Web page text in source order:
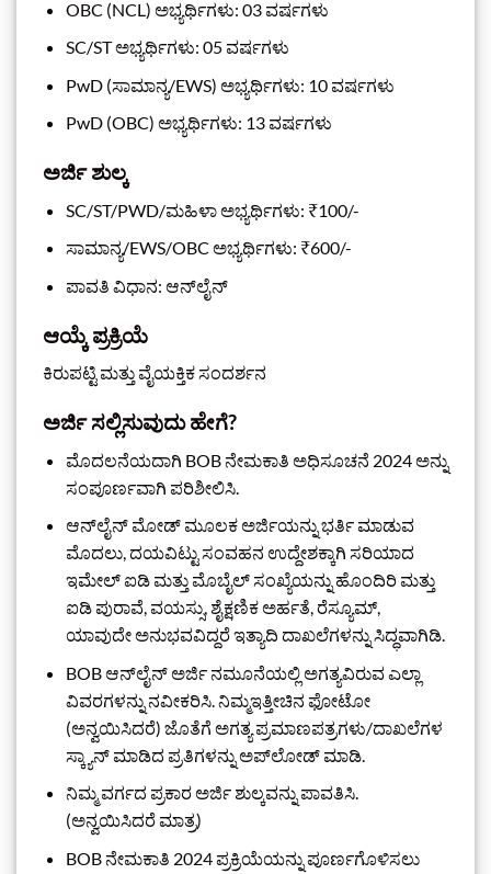
OBC (NCL) ಅಭ್ಯರ್ಥಿಗಳು: 03 ವರ್ಷಗಳು
SC/ST ಅಭ್ಯರ್ಥಿಗಳು: 05 ವರ್ಷಗಳು
PwD (ಸಾಮಾನ್ಯ/EWS) ಅಭ್ಯರ್ಥಿಗಳು: 10 ವರ್ಷಗಳು
PwD (OBC) ಅಭ್ಯರ್ಥಿಗಳು: 13 ವರ್ಷಗಳು
ಅರ್ಜಿ ಶುಲ್ಕ
SC/ST/PWD/ಮಹಿಳಾ ಅಭ್ಯರ್ಥಿಗಳು: ₹100/-
ಸಾಮಾನ್ಯ/EWS/OBC ಅಭ್ಯರ್ಥಿಗಳು: ₹600/-
ಪಾವತಿ ವಿಧಾನ: ಆನ್‌ಲೈನ್
ಆಯ್ಕೆ ಪ್ರಕ್ರಿಯೆ
ಕಿರುಪಟ್ಟಿ ಮತ್ತು ವೈಯಕ್ತಿಕ ಸಂದರ್ಶನ
ಅರ್ಜಿ ಸಲ್ಲಿಸುವುದು ಹೇಗೆ?
ಮೊದಲನೆಯದಾಗಿ BOB ನೇಮಕಾತಿ ಅಧಿಸೂಚನೆ 2024 ಅನ್ನು
ಸಂಪೂರ್ಣವಾಗಿ ಪರಿಶೀಲಿಸಿ.
ಆನ್‌ಲೈನ್ ಮೋಡ್ ಮೂಲಕ ಅರ್ಜಿಯನ್ನು ಭರ್ತಿ ಮಾಡುವ
ಮೊದಲು, ದಯವಿಟ್ಟು ಸಂವಹನ ಉದ್ದೇಶಕ್ಕಾಗಿ ಸರಿಯಾದ
ಇಮೇಲ್ ಐಡಿ ಮತ್ತು ಮೊಬೈಲ್ ಸಂಖ್ಯೆಯನ್ನು ಹೊಂದಿರಿ ಮತ್ತು
ಐಡಿ ಪುರಾವೆ, ವಯಸ್ಸು, ಶೈಕ್ಷಣಿಕ ಅರ್ಹತೆ, ರೆಸ್ಯೂಮ್,
ಯಾವುದೇ ಅನುಭವವಿದ್ದರೆ ಇತ್ಯಾದಿ ದಾಖಲೆಗಳನ್ನು ಸಿದ್ಧವಾಗಿಡಿ.
BOB ಆನ್‌ಲೈನ್ ಅರ್ಜಿ ನಮೂನೆಯಲ್ಲಿ ಅಗತ್ಯವಿರುವ ಎಲ್ಲಾ
ವಿವರಗಳನ್ನು ನವೀಕರಿಸಿ. ನಿಮ್ಮಇತ್ತೀಚಿನ ಫೋಟೋ
(ಅನ್ವಯಿಸಿದರೆ) ಜೊತೆಗೆ ಅಗತ್ಯ ಪ್ರಮಾಣಪತ್ರಗಳು/ದಾಖಲೆಗಳ
ಸ್ಕ್ಯಾನ್ ಮಾಡಿದ ಪ್ರತಿಗಳನ್ನು ಅಪ್‌ಲೋಡ್ ಮಾಡಿ.
ನಿಮ್ಮ ವರ್ಗದ ಪ್ರಕಾರ ಅರ್ಜಿ ಶುಲ್ಕವನ್ನು ಪಾವತಿಸಿ.
(ಅನ್ವಯಿಸಿದರೆ ಮಾತ್ರ)
BOB ನೇಮಕಾತಿ 2024 ಪ್ರಕ್ರಿಯೆಯನ್ನು ಪೂರ್ಣಗೊಳಿಸಲು